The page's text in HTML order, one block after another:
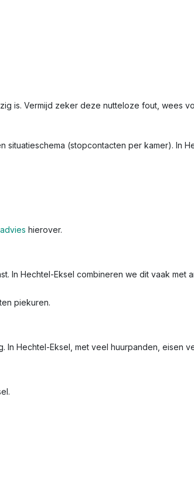
is. Vermijd zeker deze nutteloze fout, wees
(stopcontacten per kamer). In
hierover.
In Hechtel-Eksel combineren we dit vaak met
piekuren.
Hechtel-Eksel, met veel huurpanden, eisen